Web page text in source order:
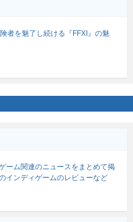
者を魅了し続ける『FFXI』の魅
ーム関連のニュースをまとめて掲
インディゲームのレビューなど